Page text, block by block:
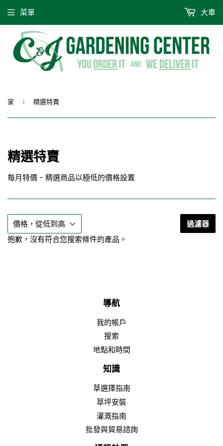
菜單 大車
家 › 精選特賣
精選特賣
每月特價 - 精選商品以極低的價格設置
過濾器
抱歉，沒有符合您搜索條件的產品。
導航
我的帳戶
搜索
地點和時間
知識
草選擇指南
草坪安裝
灌溉指南
批發與貿易諮詢